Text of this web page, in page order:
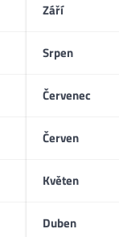
Září
Srpen
Červenec
Červen
Květen
Duben